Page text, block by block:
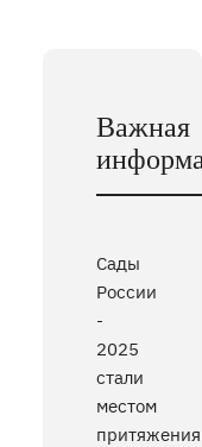
Важная
Сады
России
-
2025
стали
местом
притяжения